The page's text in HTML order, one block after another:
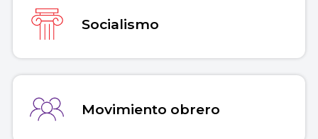
Socialismo
Movimiento obrero